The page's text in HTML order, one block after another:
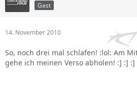
Gast
14. November 2010
So, noch drei mal schlafen! :lol: Am
gehe ich meinen Verso abholen! :] :] :]